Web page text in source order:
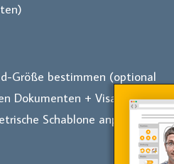
Größe bestimmen (optional
Dokumenten + Visa 🌎) »
Schablone anpassen